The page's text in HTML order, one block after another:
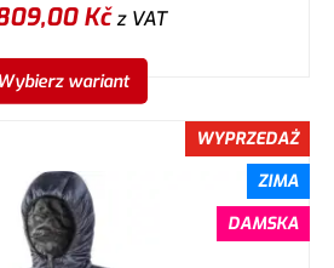
Kčz VAT
Wybierz wariant
WYPRZEDAŻ
ZIMA
DAMSKA